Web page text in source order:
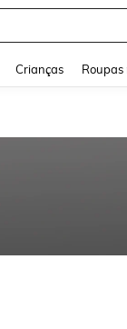
Crianças Roupas